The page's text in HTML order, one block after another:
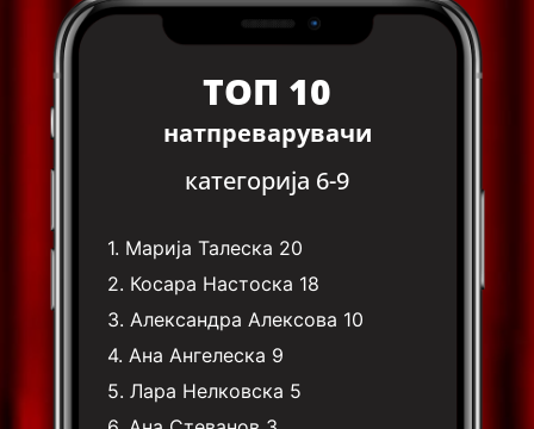
ТОП 10
натпреварувачи
категорија 6-9
1. Марија Талеска 20
2. Косара Настоска 18
3. Александра Алексова 10
4. Ана Ангелеска 9
5.Лара Нелковска 5